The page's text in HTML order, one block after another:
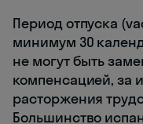
Период отпуска
минимум 30
не могут быть
компенсацией, за
расторжения
Большинство